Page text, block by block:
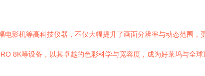
影机等高科技仪器，不仅大幅提升了画面分辨率与动态范围，
8K等设备，以其卓越的色彩科学与宽容度，成为好莱坞与全